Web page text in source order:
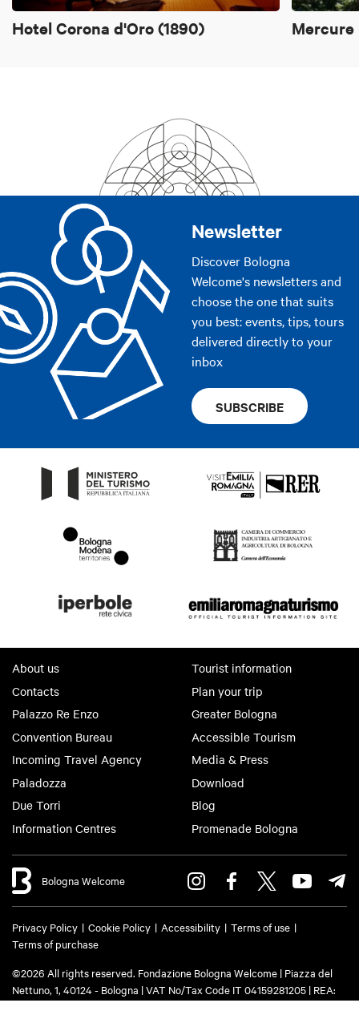
Hotel Corona d'Oro (1890) Mercure
Newsletter
Discover Bologna
Welcome's newsletters and
choose the one that suits
you best: events, tips, tours
delivered directly to your
inbox
SUBSCRIBE
About us
Contacts
Palazzo Re Enzo
Convention Bureau
Incoming Travel Agency
Paladozza
Due Torri
Information Centres
Tourist information
Plan your trip
Greater Bologna
Accessible Tourism
Media & Press
Download
Blog
Promenade Bologna
Bologna Welcome
Privacy Policy Cookie Policy Accessibility
Terms of use
Terms of purchase
©2026 All rights reserved. Fondazione Bologna Welcome | Piazza del
Nettuno, 1, 40124 - Bologna | VAT No/Tax Code IT 04159281205 | REA: